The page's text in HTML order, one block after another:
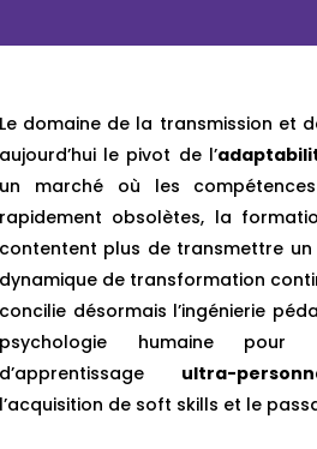
Le domaine de la transmission et
aujourd’hui le pivot de l’
un marché où les
rapidement obsolètes, la
contentent plus de transmettre un
dynamique de transformation
concilie désormais l’ingénierie
psychologie humaine
d’apprentissage ultra-
l’acquisition de soft skills et le